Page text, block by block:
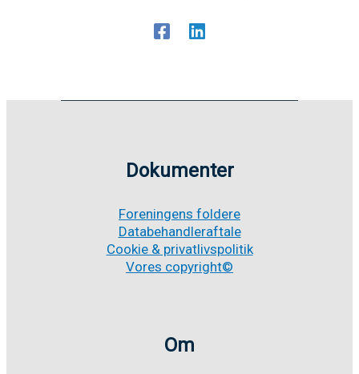
Dokumenter
Foreningens foldere
Databehandleraftale
Cookie & privatlivspolitik
Vores copyright©
Om